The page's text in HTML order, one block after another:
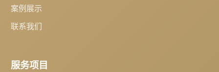
案例展示
联系我们
服务项目